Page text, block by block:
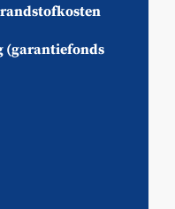
(garantiefonds